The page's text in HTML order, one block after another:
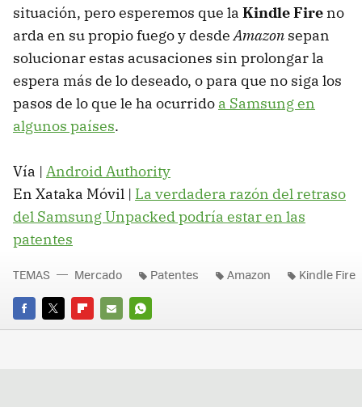
situación, pero esperemos que la Kindle Fire no
arda en su propio fuego y desdeAmazon sepan
solucionar estas acusaciones sin prolongar la
espera más de lo deseado, o para que no siga los
pasos de lo que le ha ocurrido a Samsung en
algunos países.
Vía | Android Authority
En Xataka Móvil | La verdadera razón del retraso
del Samsung Unpacked podría estar en las
patentes
FACEBOOK
TWITTERFLIPBOARD
E-
WHATSAPP
TEMAS Mercado Patentes Amazon Kindle Fire